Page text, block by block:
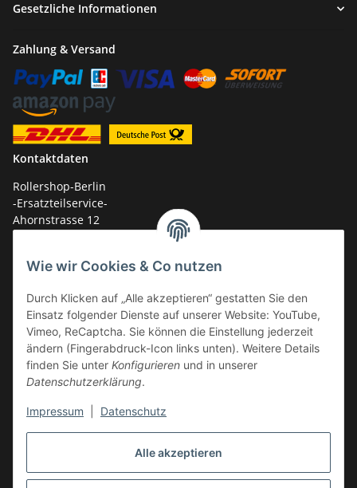
Alle akzeptieren
Wie wir Cookies & Co nutzen
Durch Klicken auf „Alle akzeptieren“ gestatten Sie den
Einsatz folgender Dienste auf unserer Website: YouTube,
Vimeo, ReCaptcha. Sie können die Einstellung jederzeit
ändern (Fingerabdruck-Icon links unten). Weitere Details
finden Sie unter Konfigurieren und in unserer
Datenschutzerklärung.
Impressum Datenschutz
Gesetzliche Informationen
Zahlung & Versand
Kontaktdaten
Rollershop-Berlin
-Ersatzteilservice-
Ahornstrasse 12
Tel.: +49 (0)33731-289 975 (10-17 Uhr)